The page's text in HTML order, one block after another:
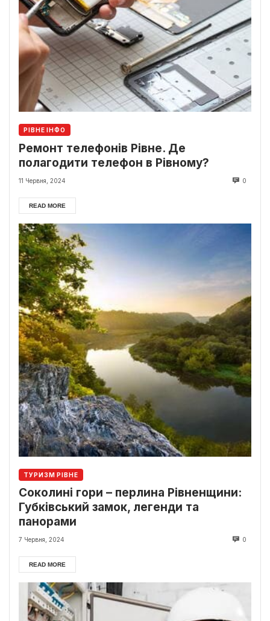
РІВНЕ ІНФО
Ремонт телефонів Рівне. Де
полагодити телефон в Рівному?
11 Червня, 2024 0
READ MORE
ТУРИЗМ РІВНЕ
Соколині гори – перлина Рівненщини:
Губківський замок, легенди та
панорами
7 Червня, 2024 0
READ MORE